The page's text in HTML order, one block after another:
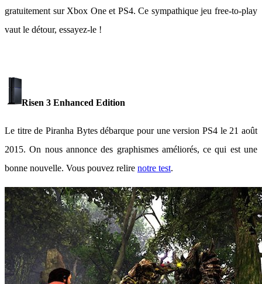
gratuitement sur Xbox One et PS4. Ce sympathique jeu free-to-play
vaut le détour, essayez-le !
Risen 3 Enhanced Edition
Le titre de Piranha Bytes débarque pour une version PS4 le 21 août
2015. On nous annonce des graphismes améliorés, ce qui est une
bonne nouvelle. Vous pouvez relire notre test.